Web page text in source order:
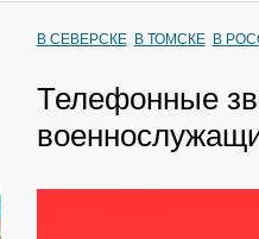
В СЕВЕРСКЕ В ТОМСКЕ В
Телефонные